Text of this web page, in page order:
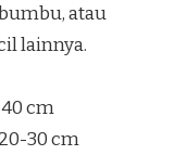
atau
lainnya.
cm
30 cm